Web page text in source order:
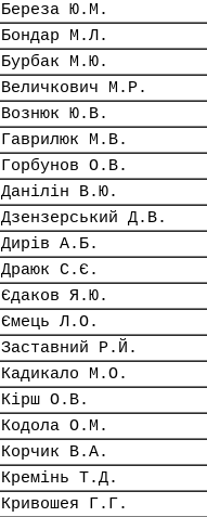
Береза Ю.М.
Бондар М.Л.
Бурбак М.Ю.
Величкович М.Р.
Вознюк Ю.В.
Гаврилюк М.В.
Горбунов О.В.
Данілін В.Ю.
Дзензерський Д.В.
Дирів А.Б.
Драюк С.Є.
Єдаков Я.Ю.
Ємець Л.О.
Заставний Р.Й.
Кадикало М.О.
Кірш О.В.
Кодола О.М.
Корчик В.А.
Кремінь Т.Д.
Кривошея Г.Г.